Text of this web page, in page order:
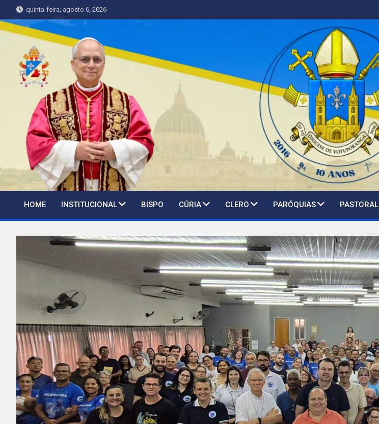
to
content
quinta-feira, agosto 6, 2026
HOME INSTITUCIONAL BISPO CÚRIA CLERO PARÓQUIAS PASTORAL